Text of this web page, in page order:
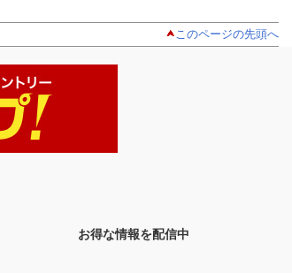
このページの先頭へ
お得な情報を配信中